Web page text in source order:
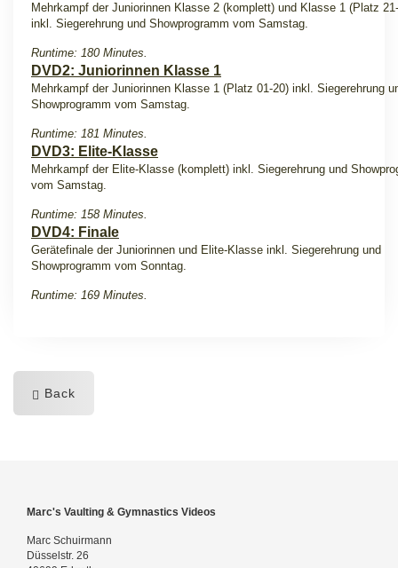
Mehrkampf der Juniorinnen Klasse 2 (komplett) und Klasse 1 (Platz
inkl. Siegerehrung und Showprogramm vom Samstag.
Runtime: 180 Minutes.
DVD2: Juniorinnen Klasse 1
Mehrkampf der Juniorinnen Klasse 1 (Platz 01-20) inkl. Siegerehrung
Showprogramm vom Samstag.
Runtime: 181 Minutes.
DVD3: Elite-Klasse
Mehrkampf der Elite-Klasse (komplett) inkl. Siegerehrung und
vom Samstag.
Runtime: 158 Minutes.
DVD4: Finale
Gerätefinale der Juniorinnen und Elite-Klasse inkl. Siegerehrung und
Showprogramm vom Sonntag.
Runtime: 169 Minutes.
Back
Marc's Vaulting & Gymnastics Videos
Marc Schuirmann
Düsselstr. 26